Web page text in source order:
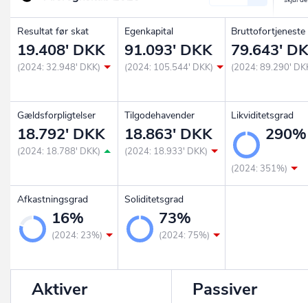
Resultat før skat
19.408' DKK
(2024: 32.948' DKK)
Egenkapital
91.093' DKK
(2024: 105.544' DKK)
Bruttofortjeneste
79.643'
(2024: 89.290'
Gældsforpligtelser
18.792' DKK
(2024: 18.788' DKK)
Tilgodehavender
18.863' DKK
(2024: 18.933' DKK)
Likviditetsgrad
290%
(2024: 351%)
Afkastningsgrad
16%
(2024: 23%)
Soliditetsgrad
73%
(2024: 75%)
Aktiver Passiver